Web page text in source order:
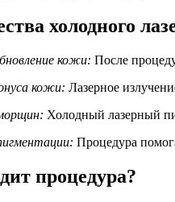
холодного
кожи: После
кожи: Лазерное
Холодный лазерный
Процедура
процедура?